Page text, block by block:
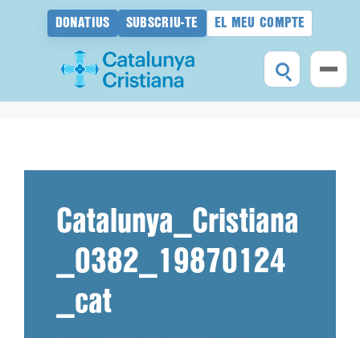
DONATIUS SUBSCRIU-TE EL MEU COMPTE
Catalunya_Cristiana
_0382_19870124
_cat